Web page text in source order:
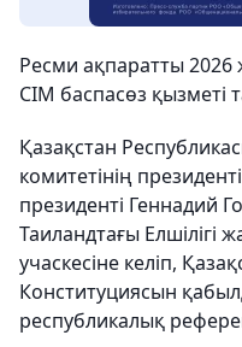
Ресми ақпаратты
СІМ баспасөз қызметі
Қазақстан
комитетінің
президенті Геннадий
Таиландтағы
учаскесіне келіп,
Конституциясын
республикалық